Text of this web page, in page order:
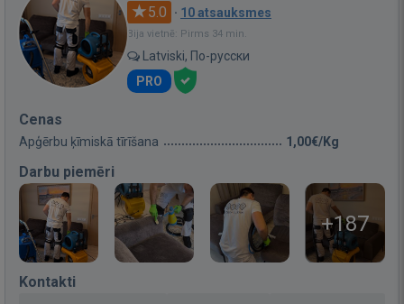
5.0 · 10 atsauksmes
Bija vietnē: Pirms 34 min.
Latviski, По-русски
PRO
Cenas
Apģērbu ķīmiskā tīrīšana 1,00€/Kg
Darbu piemēri
+187
Kontakti